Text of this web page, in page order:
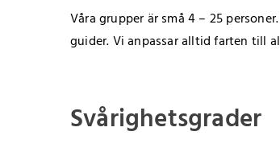
Våra grupper är små 4 – 25
guider. Vi anpassar alltid farten till
Svårighetsgrader